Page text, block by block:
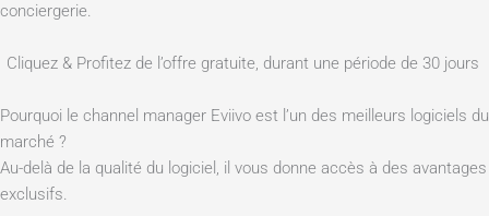
conciergerie.
Cliquez & Profitez de l’offre gratuite, durant une période de 30 jours
Pourquoi le channel manager Eviivo est l’un des meilleurs logiciels du
marché ?
Au-delà de la qualité du logiciel, il vous donne accès à des avantages
exclusifs.